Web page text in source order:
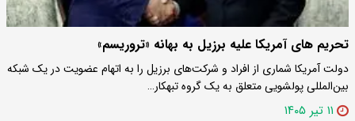
تحریم های آمریکا علیه برزیل به بهانه «تروریسم»
دولت آمریکا شماری از افراد و شرکت‌های برزیل را به اتهام عضویت در یک شبکه
بین‌المللی پولشویی متعلق به یک گروه تبهکار…
۱۱ تیر ۱۴۰۵